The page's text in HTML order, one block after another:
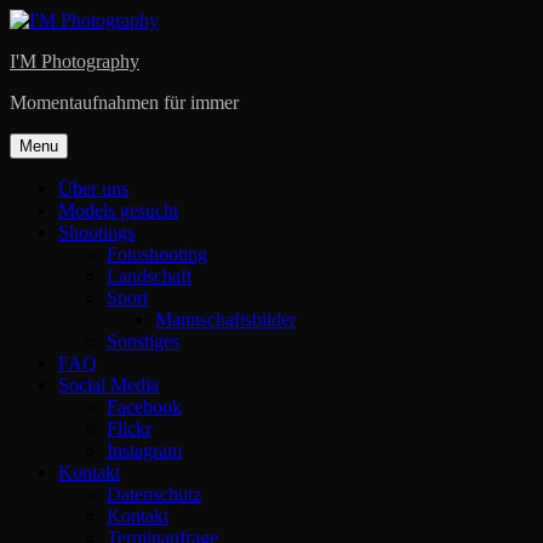
Skip
content
I'M Photography
Momentaufnahmen für immer
Menu
Über uns
Models gesucht
Shootings
Fotoshooting
Landschaft
Sport
Mannschaftsbilder
Sonstiges
FAQ
Social Media
Facebook
Flickr
Instagram
Kontakt
Datenschutz
Kontakt
Terminanfrage